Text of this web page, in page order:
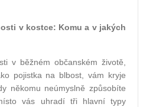
v kostce: Komu a v jakých
v běžném občanském životě,
pojistka na blbost, vám kryje
někomu neúmyslně způsobíte
vás uhradí tři hlavní typy